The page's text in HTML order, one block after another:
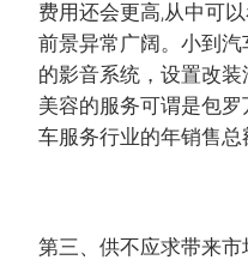
费用还会更高,从中可
前景异常广阔。小到
的影音系统，设置改
美容的服务可谓是包
车服务行业的年销售总
第三、供不应求带来